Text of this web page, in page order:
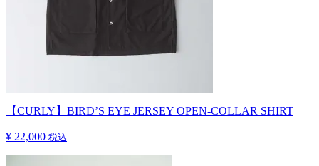
【CURLY】BIRD’S EYE JERSEY OPEN-COLLAR SHIRT
¥ 22,000 税込